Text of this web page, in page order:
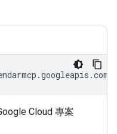
Cloud 專案